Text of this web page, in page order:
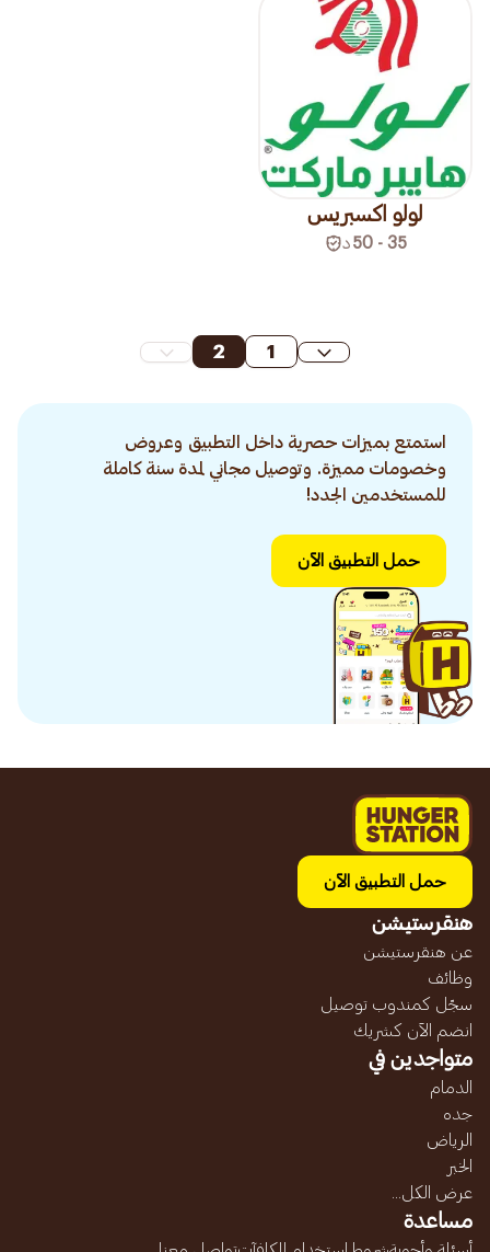
لولو اكسبريس
35 - 50 د
1
2
استمتع بميزات حصرية داخل التطبيق وعروض
وخصومات مميزة. وتوصيل مجاني لمدة سنة كاملة
للمستخدمين الجدد!
حمل التطبيق الآن
حمل التطبيق الآن
هنقرستيشن
عن هنقرستيشن
وظائف
سجّل كمندوب توصيل
انضم الآن كشريك
متواجدين في
الدمام
جده
الرياض
الخبر
عرض الكل...
مساعدة